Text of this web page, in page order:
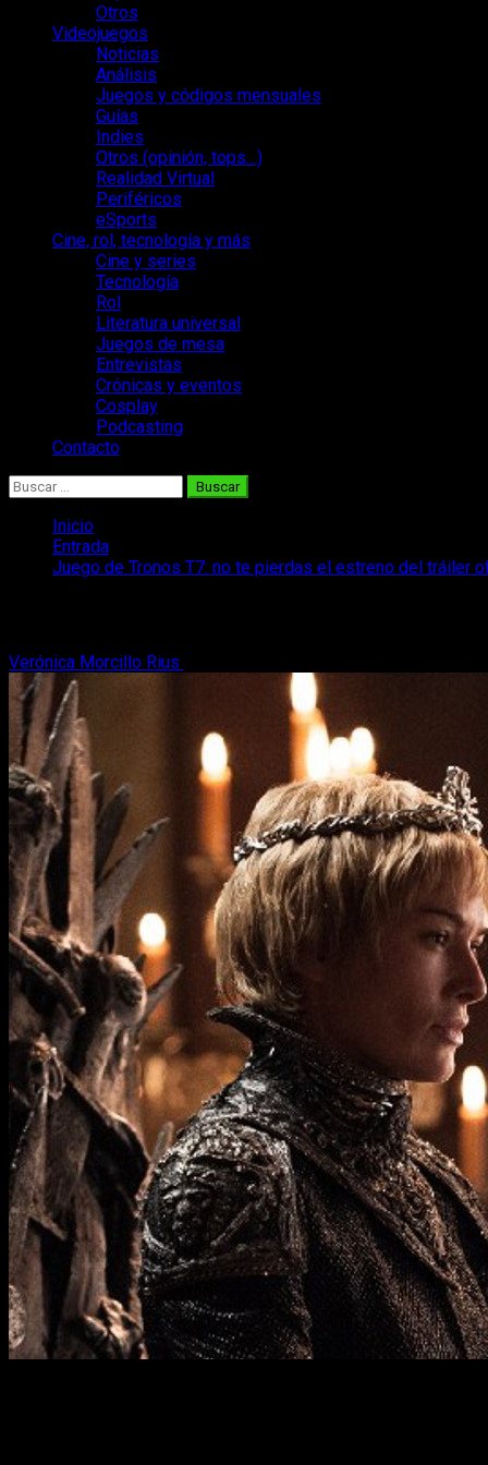
Otros
Videojuegos
Noticias
Análisis
Juegos y códigos mensuales
Guías
Indies
Otros (opinión, tops…)
Realidad Virtual
Periféricos
eSports
Cine, rol, tecnología y más
Cine y series
Tecnología
Rol
Literatura universal
Juegos de mesa
Entrevistas
Crónicas y eventos
Cosplay
Podcasting
Contacto
Buscar:
Inicio
Entrada
Juego de Tronos T7: no te pierdas el estreno del tráiler
Verónica Morcillo Rius